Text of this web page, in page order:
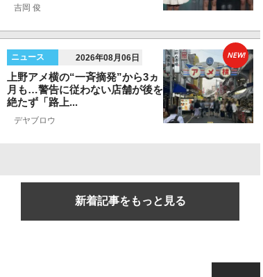
吉岡 俊
ニュース 2026年08月06日
上野アメ横の“一斉摘発”から3ヵ
月も…警告に従わない店舗が後を
絶たず「路上...
デヤブロウ
NEW!
新着記事をもっと見る